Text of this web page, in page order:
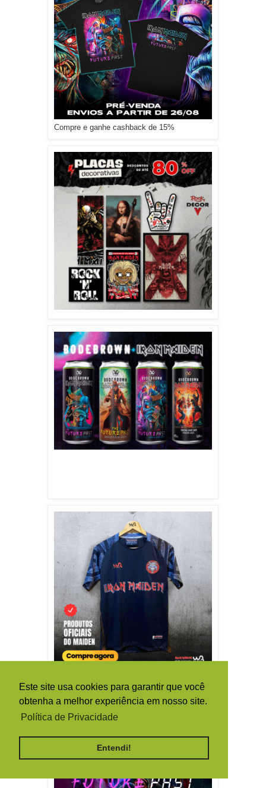
Este site usa cookies para garantir que você
obtenha a melhor experiência em nosso site.
Política de Privacidade
Entendi!
Compre e ganhe cashback de 15%